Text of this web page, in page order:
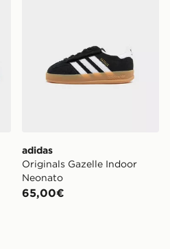
adidas
Originals Gazelle Indoor
Neonato
65,00€